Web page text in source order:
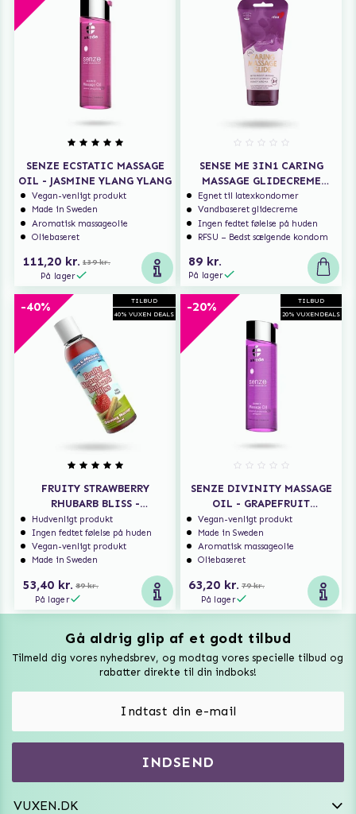
SENZE ECSTATIC MASSAGE
OIL - JASMINE YLANG YLANG
Vegan-venligt produkt
Made in Sweden
Aromatisk massageolie
Oliebaseret
111,20 kr. 139 kr.
På lager
SENSE ME 3IN1 CARING
MASSAGE GLIDECREME
150 ML
Egnet til latexkondomer
Vandbaseret glidecreme
Ingen fedtet følelse på huden
RFSU – Bedst sælgende kondom
89 kr.
På lager
TILBUD
40% VUXEN DEALS
-40%
FRUITY STRAWBERRY
RHUBARB BLISS -
MASSAGEOLIE MED SMAG
Hudvenligt produkt
Ingen fedtet følelse på huden
Vegan-venligt produkt
Made in Sweden
53,40 kr. 89 kr.
På lager
TILBUD
20% VUXENDEALS
-20%
SENZE DIVINITY MASSAGE
OIL - GRAPEFRUIT
PALMAROSA PETITGRAIN
Vegan-venligt produkt
Made in Sweden
Aromatisk massageolie
Oliebaseret
63,20 kr. 79 kr.
På lager
Gå aldrig glip af et godt tilbud
Tilmeld dig vores nyhedsbrev, og modtag vores specielle tilbud og
rabatter direkte til din indboks!
INDSEND
VUXEN.DK
VAT: SE556744520901
kundeservice@vuxen.dk
Vuxen Magazine
Vibratorer